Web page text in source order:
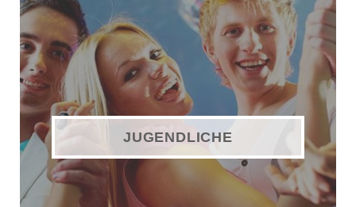
JUGENDLICHE